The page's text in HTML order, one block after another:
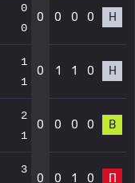
0
0
0 0 0 0 Н
1
1
0 1 1 0 Н
2
1
0 0 0 0 В
3
0 0 1 0 П